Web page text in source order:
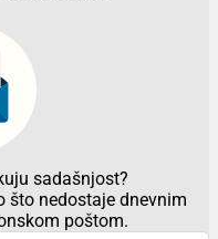
sadašnjost?
što nedostaje dnevnim
poštom.